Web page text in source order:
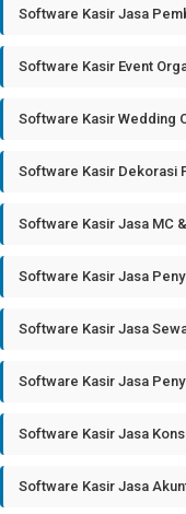
Software Kasir Jasa
Software Kasir Event
Software Kasir Wedding
Software Kasir Dekorasi
Software Kasir Jasa MC
Software Kasir Jasa
Software Kasir Jasa
Software Kasir Jasa
Software Kasir Jasa
Software Kasir Jasa